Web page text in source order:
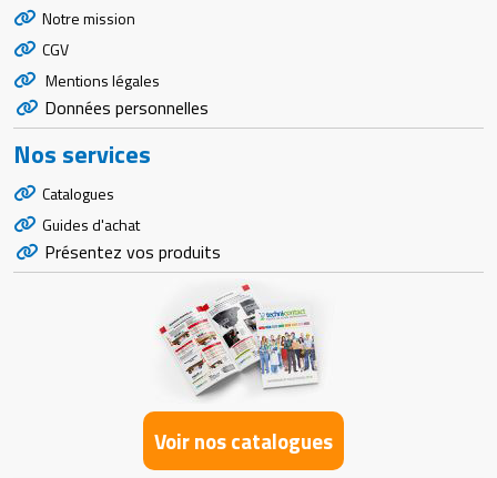
Notre mission
CGV
Mentions légales
Données personnelles
Nos services
Catalogues
Guides d'achat
Présentez vos produits
Voir nos catalogues